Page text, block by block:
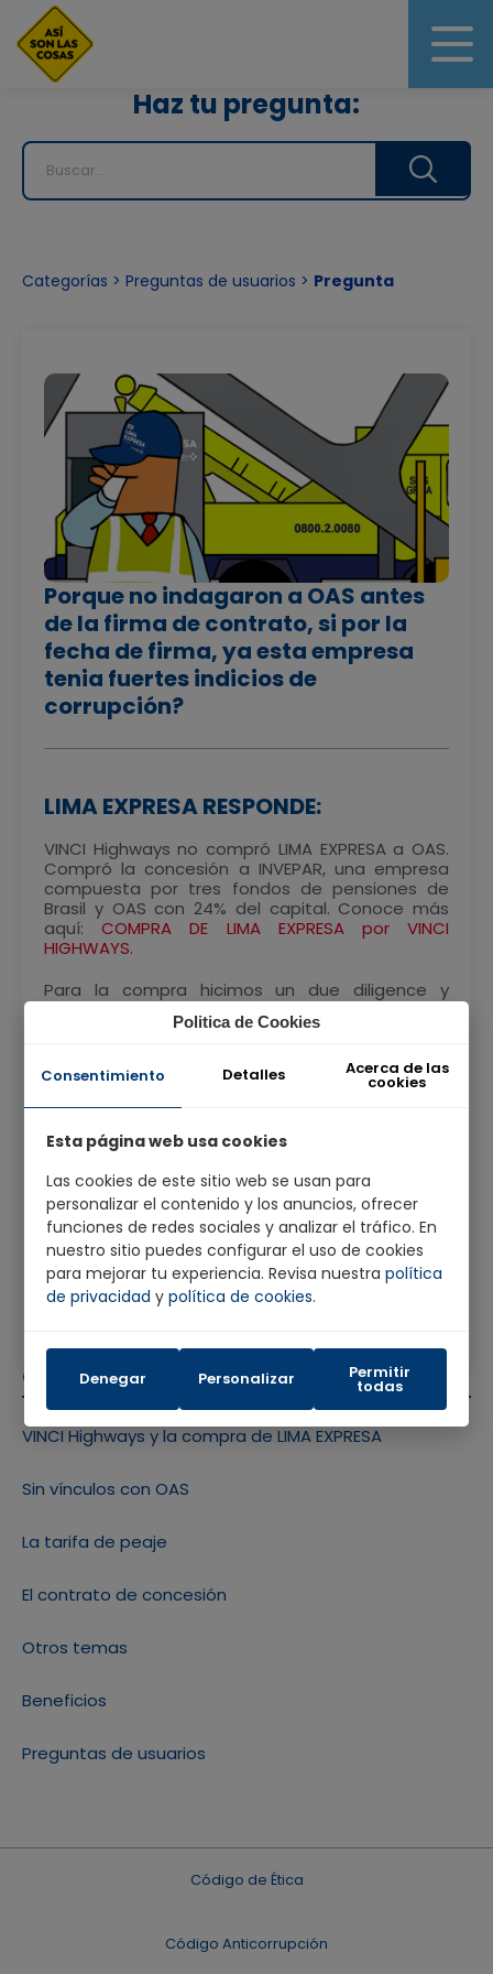
Haz tu pregunta:
Categorías > Preguntas de usuarios > Pregunta
Porque no indagaron a OAS antes
de la firma de contrato, si por la
fecha de firma, ya esta empresa
tenia fuertes indicios de
corrupción?
LIMA EXPRESA RESPONDE:
VINCI Highways no compró LIMA EXPRESA a OAS.
Compró la concesión a INVEPAR, una empresa
compuesta por tres fondos de pensiones de
Brasil y OAS con 24% del capital. Conoce más
aquí:COMPRA DE LIMA EXPRESA por VINCI
HIGHWAYS.
Para la compra hicimos un due diligence y
organizada por un banco de inversión español en
internacional y ganó VINCI Highways. Todo fue
transparente. Con respecto a todo lo que se
señala sobre OAS y sus lazos con la corrupción,
marcamos una clara diferencia de ellos y
seguimos apostando por el Perú y el marco
¿Ha quedado contestada su pregunta?
CATEGORÍAS
VINCI Highways y la compra de LIMA EXPRESA
Sin vínculos con OAS
La tarifa de peaje
El contrato de concesión
Otros temas
Beneficios
Preguntas de usuarios
Código de Ética
Código Anticorrupción
Politica de Cookies
Consentimiento Detalles Acerca de las
cookies
Esta página web usa cookies
Las cookies de este sitio web se usan para
personalizar el contenido y los anuncios, ofrecer
funciones de redes sociales y analizar el tráfico. En
nuestro sitio puedes configurar el uso de cookies
para mejorar tu experiencia. Revisa nuestrapolítica
de privacidadypolítica de cookies.
Denegar Personalizar Permitir
todas